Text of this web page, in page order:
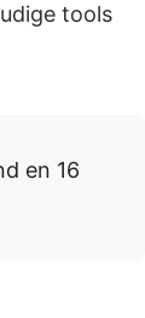
tools
en 16